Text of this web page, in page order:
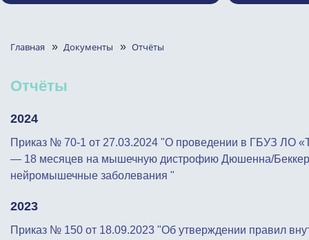
Главная » Документы » Отчёты
Отчёты
2024
Приказ № 70-1 от 27.03.2024 "О проведении в ГБУЗ ЛО
— 18 месяцев на мышечную дистрофию Дюшенна/
нейромышечные заболевания "
2023
Приказ № 150 от 18.09.2023 "Об утверждении правил